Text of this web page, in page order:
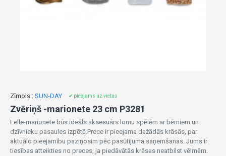
Zīmols:: SUN-DAY ✔ pieejams uz vietas
Zvēriņš -marionete 23 cm P3281
Lelle-marionete būs ideāls aksesuārs lomu spēlēm ar bērniem un
dzīvnieku pasaules izpētē.Prece ir pieejama dažādās krāsās, par
aktuālo pieejamību paziņosim pēc pasūtījuma saņemšanas. Jums ir
tiesības atteikties no preces, ja piedāvātās krāsas neatbilst vēlmēm.